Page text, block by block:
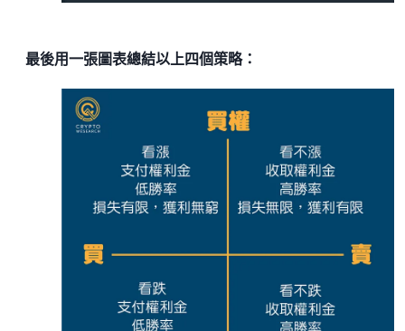
最後用一張圖表總結以上四個策略：